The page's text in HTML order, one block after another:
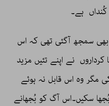
ہے۔
سمجھ آگئی تھی کہ اس
کرداروں نے اپنے تئیں مزید
مگر وہ اس قابل نہ ہوئے
سکیں۔اس آگ کو بُجھانے